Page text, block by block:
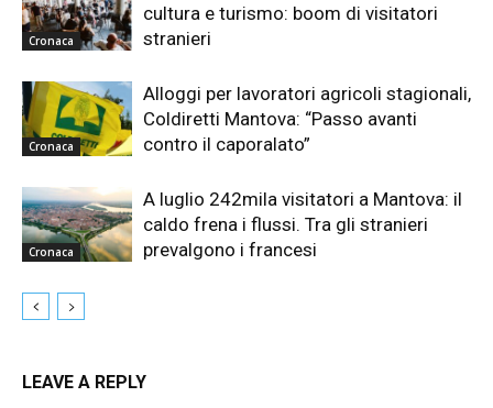
Cronaca
cultura e turismo: boom di visitatori
stranieri
Cronaca
Alloggi per lavoratori agricoli stagionali,
Coldiretti Mantova: “Passo avanti
contro il caporalato”
Cronaca
A luglio 242mila visitatori a Mantova: il
caldo frena i flussi. Tra gli stranieri
prevalgono i francesi
LEAVE A REPLY